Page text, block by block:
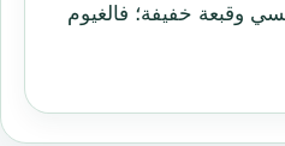
وقبعة خفيفة؛ فالغيوم